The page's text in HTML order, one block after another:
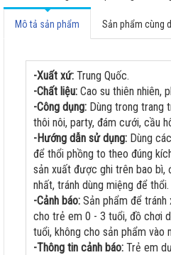
Mô tả sản phẩm Sản phẩm cùng
-Xuất xứ: Trung Quốc.
-Chất liệu: Cao su thiên nhiên,
-Công dụng: Dùng trong trang
thôi nôi, party, đám cưới, cầu
-Hướng dẫn sử dụng: Dùng
để thổi phồng to theo đúng
sản xuất được ghi trên bao
nhất, tránh dùng miệng để thổi.
-Cảnh báo: Sản phẩm để tránh
cho trẻ em 0 - 3 tuổi, đồ chơi
tuổi, không cho sản phẩm vào
-Thông tin cảnh báo: Trẻ em